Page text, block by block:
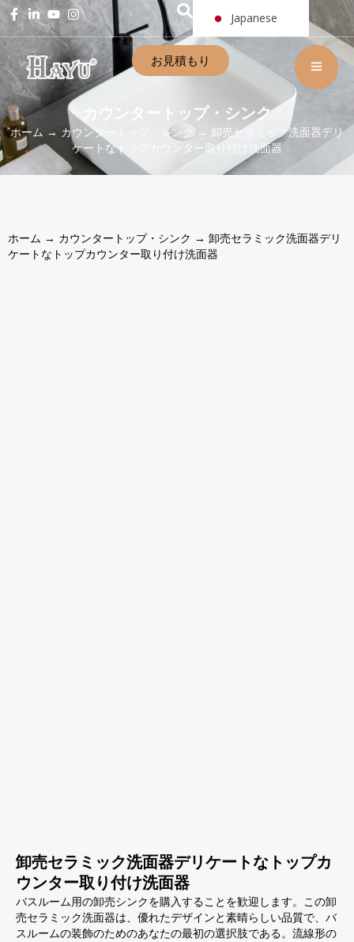
Japanese
お見積もり
カウンタートップ・シンク
ホーム → カウンタートップ・シンク → 卸売セラミック洗面器デリ
ケートなトップカウンター取り付け洗面器
ホーム → カウンタートップ・シンク → 卸売セラミック洗面器デリ
ケートなトップカウンター取り付け洗面器
卸売セラミック洗面器デリケートなトップカ
ウンター取り付け洗面器
バスルーム用の卸売シンクを購入することを歓迎します。この卸
売セラミック洗面器は、優れたデザインと素晴らしい品質で、バ
スルームの装飾のためのあなたの最初の選択肢である。流線形の